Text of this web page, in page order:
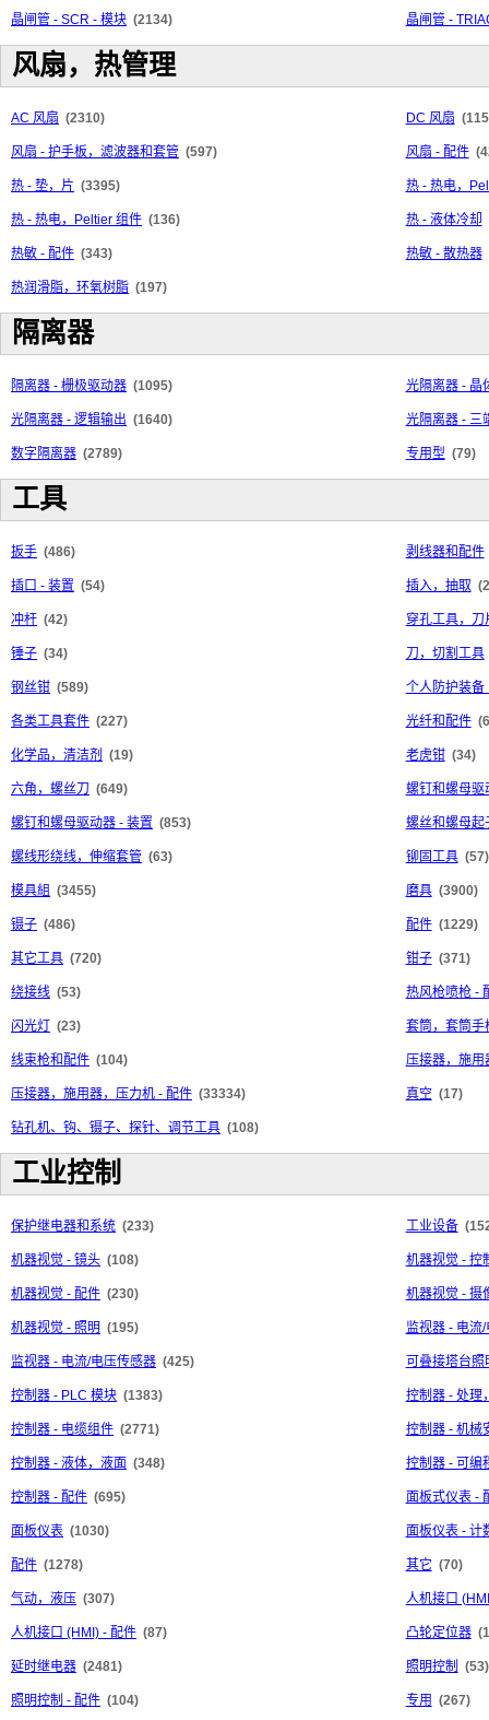
晶闸管 - SCR - 模块 (2134) 晶闸管 -
风扇，热管理
AC 风扇 (2310) DC 风扇
风扇 - 护手板，滤波器和套管 (597) 风扇 - 配件
热 - 垫，片 (3395) 热 - 热电，
热 - 热电，Peltier 组件 (136) 热 - 液体冷却
热敏 - 配件 (343) 热敏 - 散热器
热润滑脂，环氧树脂 (197)
隔离器
隔离器 - 栅极驱动器 (1095) 光隔离器 - 晶
光隔离器 - 逻辑输出 (1640) 光隔离器 - 三
数字隔离器 (2789) 专用型 (79)
工具
扳手 (486) 剥线器和配件
插口 - 装置 (54) 插入，抽取
冲杆 (42) 穿孔工具，刀
锤子 (34) 刀，切割工具
钢丝钳 (589) 个人防护装备
各类工具套件 (227) 光纤和配件
化学品，清洁剂 (19) 老虎钳 (34)
六角，螺丝刀 (649) 螺钉和螺母驱
螺钉和螺母驱动器 - 装置 (853) 螺丝和螺母起
螺线形绕线，伸缩套管 (63) 铆固工具 (57)
模具組 (3455) 磨具 (3900)
镊子 (486) 配件 (1229)
其它工具 (720) 钳子 (371)
绕接线 (53) 热风枪喷枪 -
闪光灯 (23) 套筒，套筒手
线束枪和配件 (104) 压接器，施用
压接器，施用器，压力机 - 配件 (33334) 真空 (17)
钻孔机、钩、镊子、探针、调节工具 (108)
工业控制
保护继电器和系统 (233) 工业设备
机器视觉 - 镜头 (108) 机器视觉 - 控
机器视觉 - 配件 (230) 机器视觉 - 摄
机器视觉 - 照明 (195) 监视器 - 电流
监视器 - 电流/电压传感器 (425) 可叠接塔台照
控制器 - PLC 模块 (1383) 控制器 - 处理
控制器 - 电缆组件 (2771) 控制器 - 机械
控制器 - 液体，液面 (348) 控制器 - 可编
控制器 - 配件 (695) 面板式仪表 -
面板仪表 (1030) 面板仪表 - 计
配件 (1278) 其它 (70)
气动，液压 (307) 人机接口
人机接口 (HMI) - 配件 (87) 凸轮定位器
延时继电器 (2481) 照明控制 (53)
照明控制 - 配件 (104) 专用 (267)